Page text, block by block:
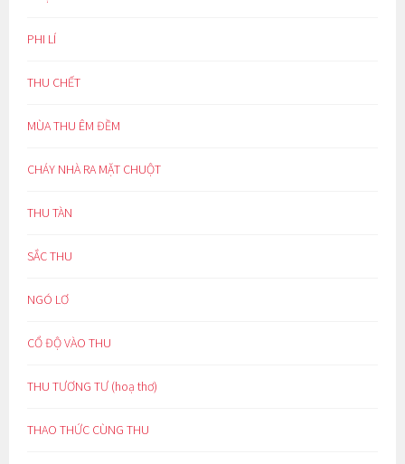
PHI LÍ
THU CHẾT
MÙA THU ÊM ĐỀM
CHÁY NHÀ RA MẶT CHUỘT
THU TÀN
SẮC THU
NGÓ LƠ
CỔ ĐỘ VÀO THU
THU TƯƠNG TƯ (hoạ thơ)
THAO THỨC CÙNG THU